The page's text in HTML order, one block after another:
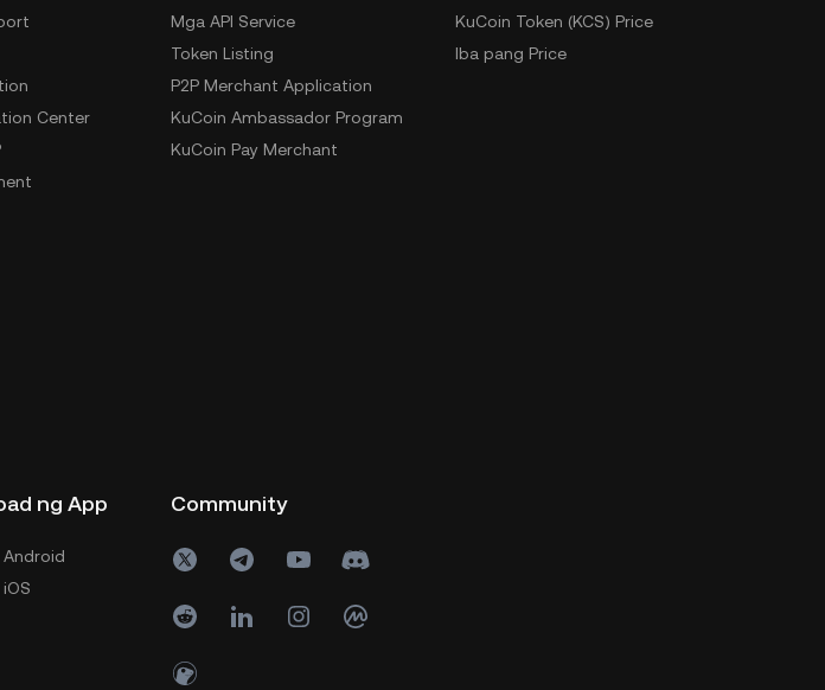
Center
Mga API Service
Token Listing
P2P Merchant Application
KuCoin Ambassador Program
KuCoin Pay Merchant
KuCoin Token (KCS) Price
Iba pang Price
ng App Community